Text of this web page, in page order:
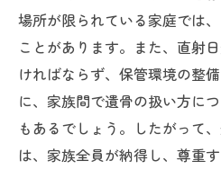
場所が限られている家庭では
ことがあります。また、直射
ければならず、保管環境の整
に、家族間で遺骨の扱い方に
もあるでしょう。したがって
は、家族全員が納得し、尊重